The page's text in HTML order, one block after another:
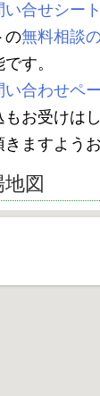
い合せシー
の無料相談
す。
い合わせペ
お受けは
ますよう
図